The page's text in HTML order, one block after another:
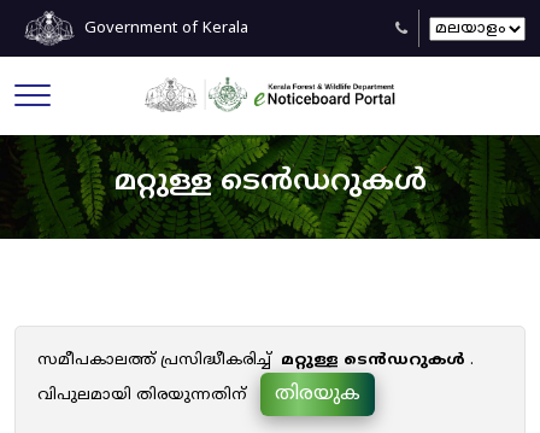
Government of Kerala
മറ്റുള്ള ടെൻഡറുകൾ
സമീപകാലത്ത് പ്രസിദ്ധീകരിച്ച് മറ്റുള്ള ടെൻഡറുകൾ .
വിപുലമായി തിരയുന്നതിന്
തിരയുക